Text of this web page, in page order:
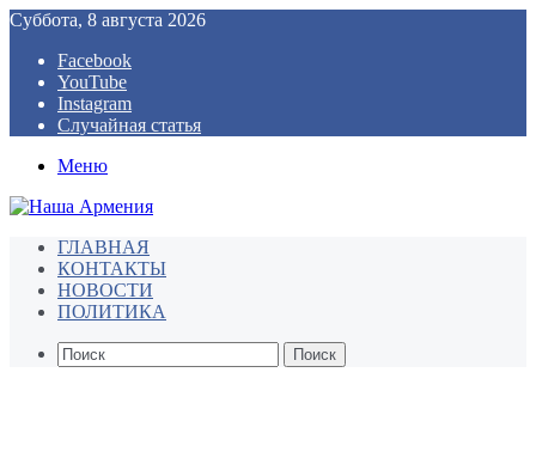
Суббота, 8 августа 2026
Facebook
YouTube
Instagram
Случайная статья
Меню
ГЛАВНАЯ
КОНТАКТЫ
НОВОСТИ
ПОЛИТИКА
Поиск